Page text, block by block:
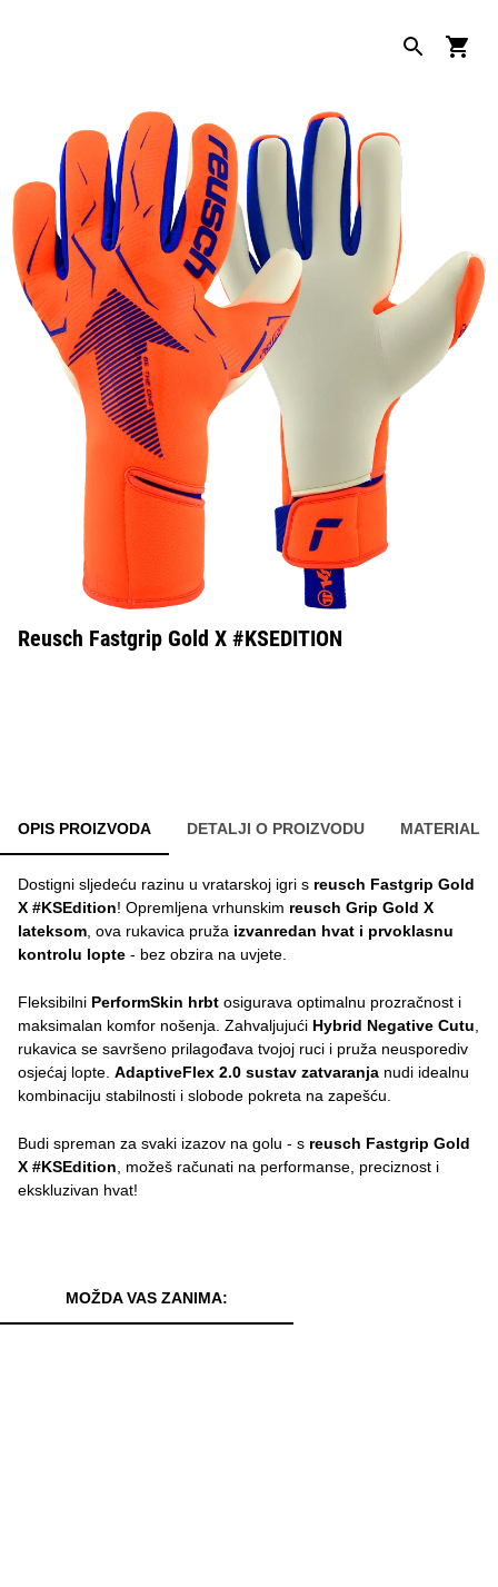
Reusch Fastgrip Gold X #KSEDITION
OPIS PROIZVODA DETALJI O PROIZVODU MATERIAL
Dostigni sljedeću razinu u vratarskoj igri s reusch Fastgrip Gold
X #KSEdition! Opremljena vrhunskim reusch Grip Gold X
lateksom , ova rukavica pruža izvanredan hvat i prvoklasnu
kontrolu lopte - bez obzira na uvjete.
Fleksibilni PerformSkin hrbt osigurava optimalnu prozračnost i
maksimalan komfor nošenja. Zahvaljujući Hybrid Negative Cutu
rukavica se savršeno prilagođava tvojoj ruci i pruža neusporediv
osjećaj lopte. AdaptiveFlex 2.0 sustav zatvaranja nudi idealnu
kombinaciju stabilnosti i slobode pokreta na zapešću.
Budi spreman za svaki izazov na golu - s reusch Fastgrip Gold
X #KSEdition , možeš računati na performanse, preciznost i
ekskluzivan hvat!
MOŽDA VAS ZANIMA: